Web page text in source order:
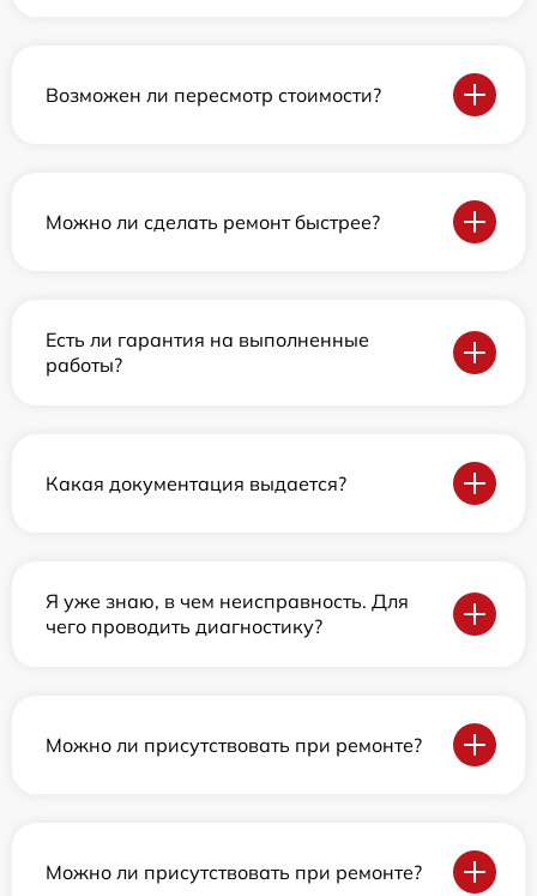
Возможен ли пересмотр стоимости?
Можно ли сделать ремонт быстрее?
Есть ли гарантия на выполненные
работы?
Какая документация выдается?
Я уже знаю, в чем неисправность. Для
чего проводить диагностику?
Можно ли присутствовать при ремонте?
Можно ли присутствовать при ремонте?